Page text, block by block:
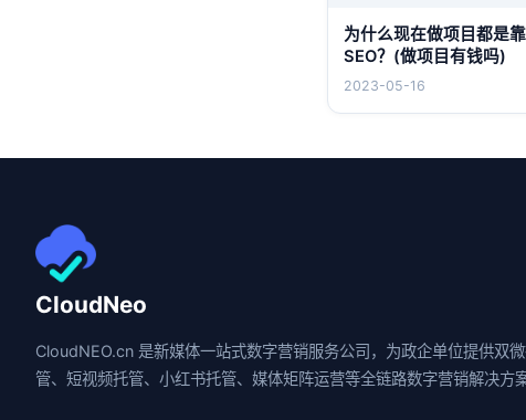
为什么现在做项目都是靠
SEO？(做项目有钱吗)
2023-05-16
CloudNeo
CloudNEO.cn 是新媒体一站式数字营销服务公司，为政企单位提供双
管、短视频托管、小红书托管、媒体矩阵运营等全链路数字营销解决方案